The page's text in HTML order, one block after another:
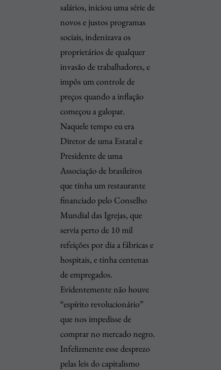
salários, iniciou uma série de
novos e justos programas
sociais, indenizava os
proprietários de qualquer
invasão de trabalhadores, e
impôs um controle de
preços quando a inflação
começou a galopar.
Naquele tempo eu era
Diretor de uma Estatal e
Presidente de uma
Associação de brasileiros
que tinha um restaurante
financiado pelo Conselho
Mundial das Igrejas, que
servia perto de 10 mil
refeições por dia a fábricas e
hospitais, e tinha centenas
de empregados.
Evidentemente não houve
“espírito revolucionário”
que nos impedisse de
comprar no mercado negro.
Infelizmente esse desprezo
pelas leis do capitalismo